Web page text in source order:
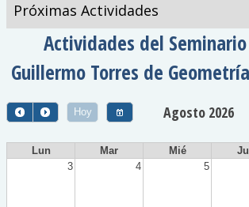
Próximas Actividades
Actividades del Seminario
Guillermo Torres de
Hoy Agosto 2026
Lun Mar Mié
3
4 5